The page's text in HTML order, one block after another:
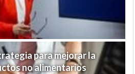
para mejorar la
no alimentarios